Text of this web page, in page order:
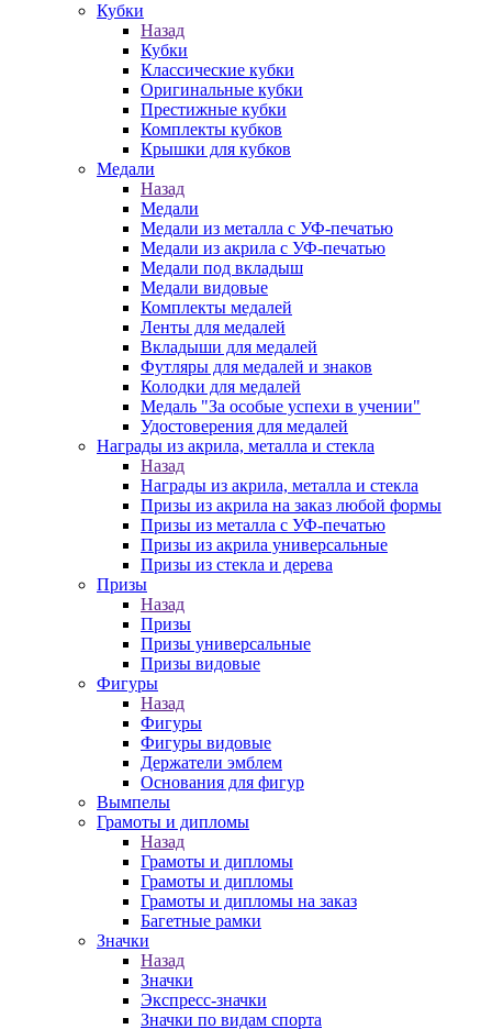
Кубки
Назад
Кубки
Классические кубки
Оригинальные кубки
Престижные кубки
Комплекты кубков
Крышки для кубков
Медали
Назад
Медали
Медали из металла с УФ-печатью
Медали из акрила с УФ-печатью
Медали под вкладыш
Медали видовые
Комплекты медалей
Ленты для медалей
Вкладыши для медалей
Футляры для медалей и знаков
Колодки для медалей
Медаль "За особые успехи в учении"
Удостоверения для медалей
Награды из акрила, металла и стекла
Назад
Награды из акрила, металла и стекла
Призы из акрила на заказ любой формы
Призы из металла с УФ-печатью
Призы из акрила универсальные
Призы из стекла и дерева
Призы
Назад
Призы
Призы универсальные
Призы видовые
Фигуры
Назад
Фигуры
Фигуры видовые
Держатели эмблем
Основания для фигур
Вымпелы
Грамоты и дипломы
Назад
Грамоты и дипломы
Грамоты и дипломы
Грамоты и дипломы на заказ
Багетные рамки
Значки
Назад
Значки
Экспресс-значки
Значки по видам спорта